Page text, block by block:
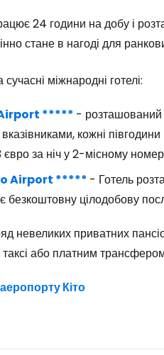
24 години на добу і
стане в нагоді для
міжнародні готелі:
***** - розташований
вказівниками, кожні
євро за ніч у 2-місному
Airport ***** - Готель
безкоштовну цілодобову
невеликих приватних
або платним
Кіто
туристична спільнота